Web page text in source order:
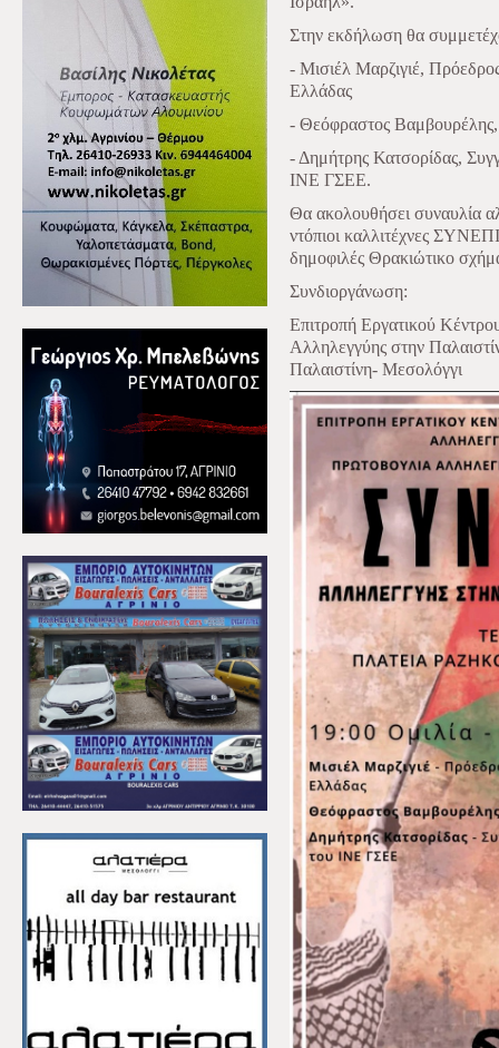
Στην εκδήλωση θα
- Μισιέλ Μαρζιγιέ,
Ελλάδας
- Θεόφραστος
- Δημήτρης Κατσορίδας,
ΙΝΕ ΓΣΕΕ.
Θα ακολουθήσει συναυλία
ντόπιοι καλλιτέχνες
δημοφιλές Θρακιώτικο
Συνδιοργάνωση:
Επιτροπή Εργατικού
Αλληλεγγύης στην
Παλαιστίνη- Μεσολόγγι